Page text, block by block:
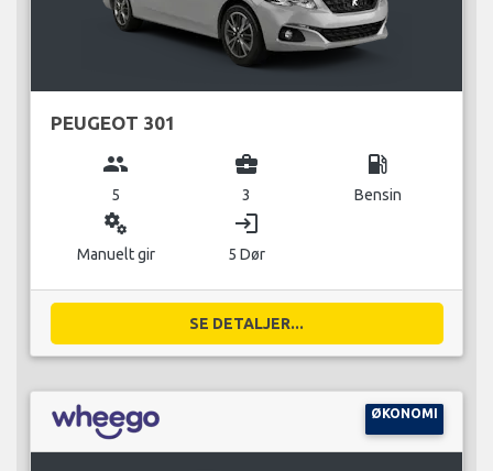
PEUGEOT 301
group
5
business_center
3
local_gas_station
Bensin
miscellaneous_services
Manuelt gir
login
5 Dør
SE DETALJER...
ØKONOMI